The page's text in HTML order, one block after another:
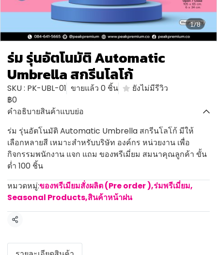
1/8
ร่ม รุ่นอัตโนมัติ Automatic
Umbrella สกรีนโลโก้
SKU : PK-UBL-01 ขายแล้ว 0 ชิ้น
ยังไม่มีรีวิว
฿0
คำอธิบายสินค้าแบบย่อ
ร่ม รุ่นอัตโนมัติ Automatic Umbrella สกรีนโลโก้ มีให้
เลือกหลายสี เหมาะสำหรับบริษัท องค์กร หน่วยงาน เพื่อ
กิจกรรมพนักงาน แจก แถม ของพรีเมี่ยม สมนาคุณลูกค้า ขั้น
ต่ำ 100 ชิ้น
หมวดหมู่:ของพรีเมียมสั่งผลิต (Pre order ),ร่มพรีเมี่ยม,
Seasonal Products,สินค้าหน้าฝน
แชร์